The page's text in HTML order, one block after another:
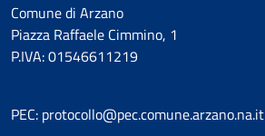
Comune di Arzano
Piazza Raffaele Cimmino, 1
P.IVA: 01546611219
PEC: protocollo@pec.comune.arzano.na.it